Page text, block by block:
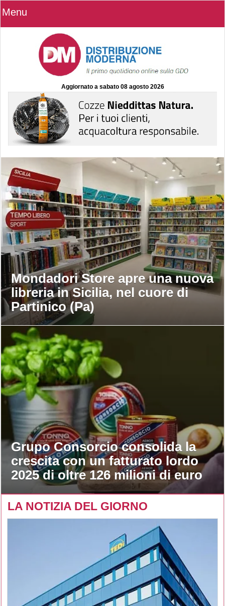
Menu
Aggiornato a sabato 08 agosto 2026
Mondadori Store apre una nuova
libreria in Sicilia, nel cuore di
Partinico (Pa)
Grupo Consorcio consolida la
crescita con un fatturato lordo
2025 di oltre 126 milioni di euro
LA NOTIZIA DEL GIORNO